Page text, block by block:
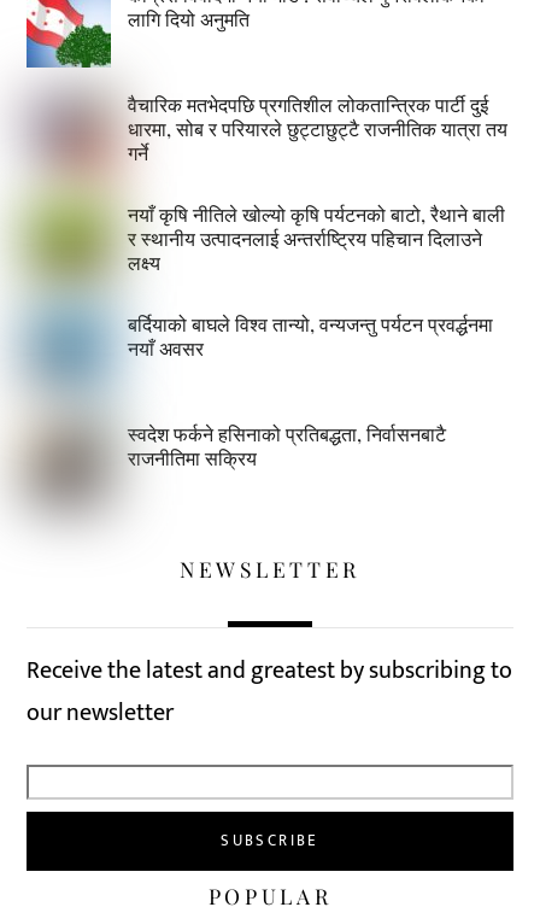
लागि दियो अनुमति
वैचारिक मतभेदपछि प्रगतिशील लोकतान्त्रिक पार्टी दुई
धारमा, सोब र परियारले छुट्टाछुट्टै राजनीतिक यात्रा तय
गर्ने
नयाँ कृषि नीतिले खोल्यो कृषि पर्यटनको बाटो, रैथाने बाली
र स्थानीय उत्पादनलाई अन्तर्राष्ट्रिय पहिचान दिलाउने
लक्ष्य
बर्दियाको बाघले विश्व तान्यो, वन्यजन्तु पर्यटन प्रवर्द्धनमा
नयाँ अवसर
स्वदेश फर्कने हसिनाको प्रतिबद्धता, निर्वासनबाटै
राजनीतिमा सक्रिय
NEWSLETTER
Receive the latest and greatest by subscribing to
our newsletter
POPULAR